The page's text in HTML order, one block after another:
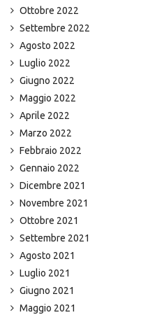
Ottobre 2022
Settembre 2022
Agosto 2022
Luglio 2022
Giugno 2022
Maggio 2022
Aprile 2022
Marzo 2022
Febbraio 2022
Gennaio 2022
Dicembre 2021
Novembre 2021
Ottobre 2021
Settembre 2021
Agosto 2021
Luglio 2021
Giugno 2021
Maggio 2021